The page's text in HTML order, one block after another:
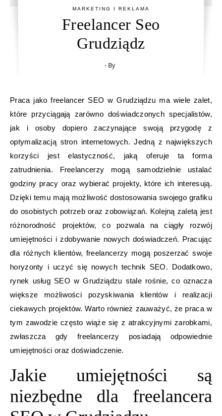
MARKETING I REKLAMA
Freelancer Seo
Grudziądz
- By
Praca jako freelancer SEO w Grudziądzu ma wiele zalet,
które przyciągają zarówno doświadczonych specjalistów,
jak i osoby dopiero zaczynające swoją przygodę z
optymalizacją stron internetowych. Jedną z największych
korzyści jest elastyczność, jaką oferuje ta forma
zatrudnienia. Freelancerzy mogą samodzielnie ustalać
godziny pracy oraz wybierać projekty, które ich interesują.
Dzięki temu mają możliwość dostosowania swojego grafiku
do osobistych potrzeb oraz zobowiązań. Kolejną zaletą jest
różnorodność projektów, co pozwala na ciągły rozwój
umiejętności i zdobywanie nowych doświadczeń. Pracując
dla różnych klientów, freelancerzy mogą poszerzać swoje
horyzonty i uczyć się nowych technik SEO. Dodatkowo,
rynek usług SEO w Grudziądzu stale rośnie, co oznacza
większe możliwości pozyskiwania klientów i realizacji
ciekawych projektów. Warto również zauważyć, że praca w
tym zawodzie często wiąże się z atrakcyjnymi zarobkami,
zwłaszcza gdy freelancerzy posiadają odpowiednie
umiejętności oraz doświadczenie.
Jakie umiejętności są
niezbędne dla freelancera